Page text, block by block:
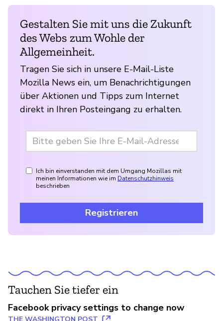
Gestalten Sie mit uns die Zukunft
des Webs zum Wohle der
Allgemeinheit.
Tragen Sie sich in unsere E-Mail-Liste
Mozilla News ein, um Benachrichtigungen
über Aktionen und Tipps zum Internet
direkt in Ihren Posteingang zu erhalten.
Ich bin einverstanden mit dem Umgang Mozillas mit
meinen Informationen wie im Datenschutzhinweis
beschrieben
Registrieren
Tauchen Sie tiefer ein
Facebook privacy settings to change now